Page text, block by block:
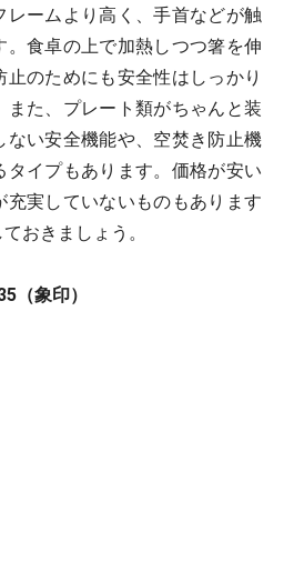
レームより高く、手首などが触
食卓の上で加熱しつつ箸を伸
のためにも安全性はしっかり
た、プレート類がちゃんと装
ない安全機能や、空焚き防止機
イプもあります。価格が安い
充実していないものもあります
おきましょう。
（象印）